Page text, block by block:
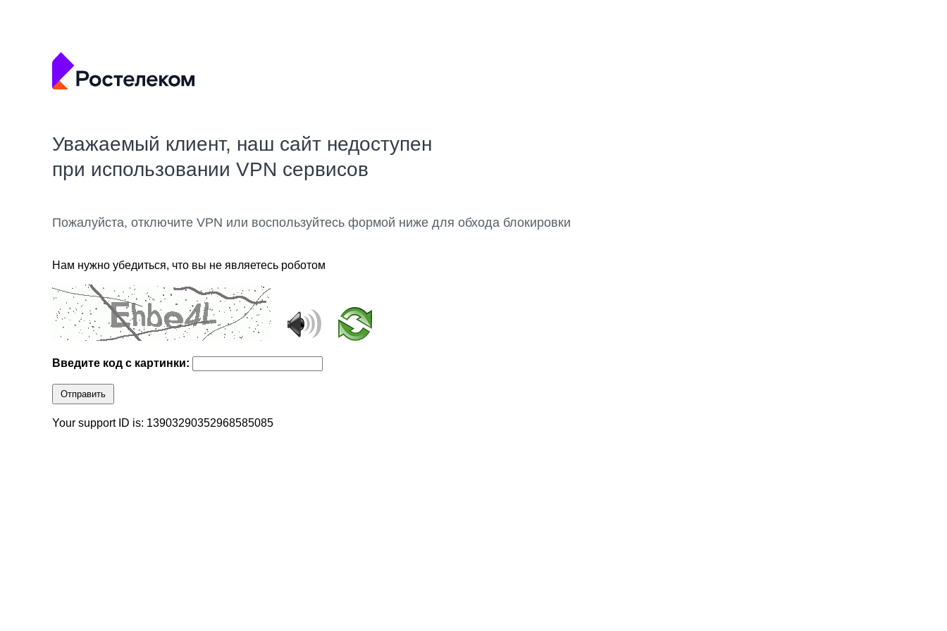
Уважаемый клиент, наш сайт недоступен
при использовании VPN сервисов
Пожалуйста, отключите VPN или воспользуйтесь формой ниже для обхода блокировки
Нам нужно убедиться, что вы не являетесь роботом
Введите код с картинки:
Отправить
Your support ID is: 13903290352968585085